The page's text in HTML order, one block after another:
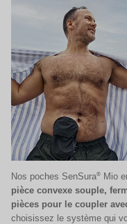
Nos poches SenSura® Mio
pièce convexe souple,
pièces pour le coupler
choisissez le système qui